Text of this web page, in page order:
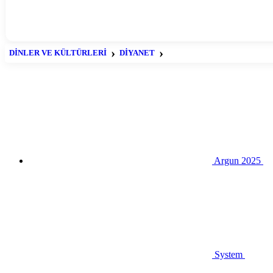
DİNLER VE KÜLTÜRLERİ DİYANET
Argun 2025
System